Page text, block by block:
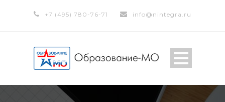
+7 (495) 780-76-71 info@nintegra.ru